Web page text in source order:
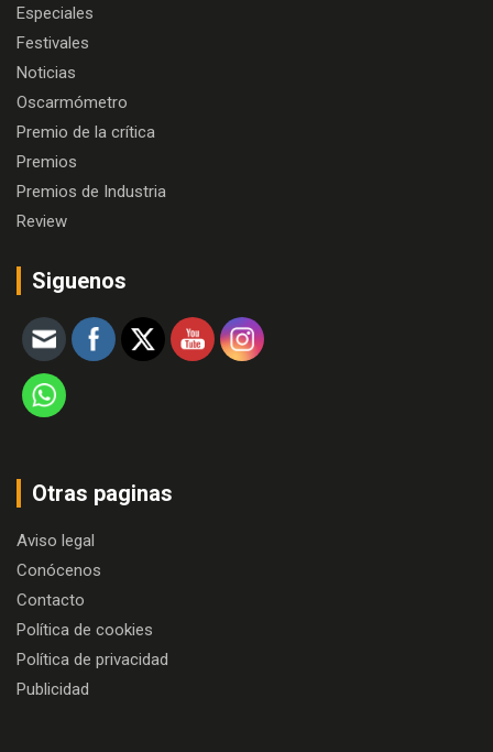
Especiales
Festivales
Noticias
Oscarmómetro
Premio de la crítica
Premios
Premios de Industria
Review
Siguenos
Otras paginas
Aviso legal
Conócenos
Contacto
Política de cookies
Política de privacidad
Publicidad